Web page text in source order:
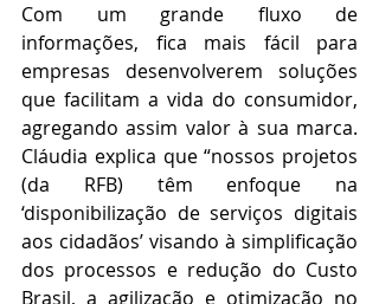
Com um grande fluxo de
informações, fica mais fácil para
empresas desenvolverem soluções
que facilitam a vida do consumidor,
agregando assim valor à sua marca.
Cláudia explica que “nossos projetos
(da RFB) têm enfoque na
‘disponibilização de serviços digitais
aos cidadãos’ visando à simplificação
dos processos e redução do Custo
Brasil, a agilização e otimização no